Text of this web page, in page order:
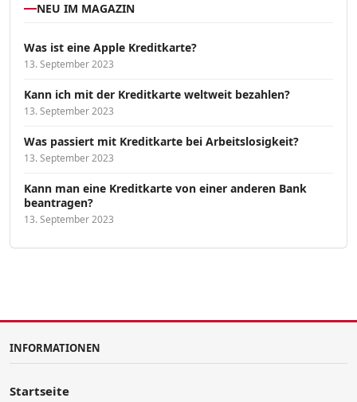
NEU IM MAGAZIN
Was ist eine Apple Kreditkarte?
13. September 2023
Kann ich mit der Kreditkarte weltweit bezahlen?
13. September 2023
Was passiert mit Kreditkarte bei Arbeitslosigkeit?
13. September 2023
Kann man eine Kreditkarte von einer anderen Bank
beantragen?
13. September 2023
INFORMATIONEN
Startseite